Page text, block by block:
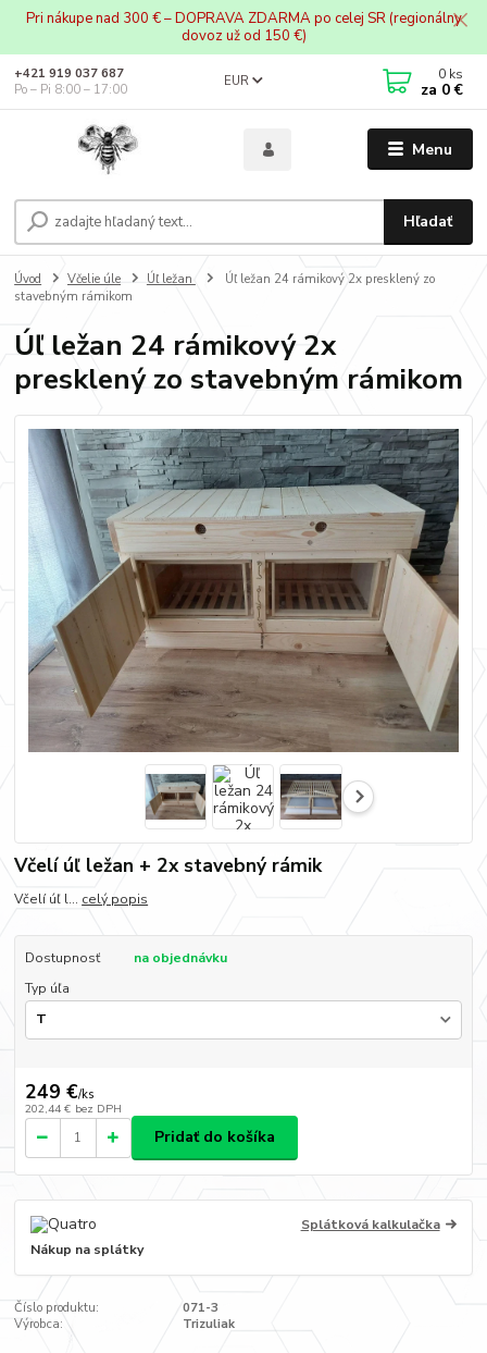
Pri nákupe nad 300 € – DOPRAVA ZDARMA po celej SR (regionálny
dovoz už od 150 €)
Menu
EUR
Hľadať
+421 919 037 687
Po – Pi 8:00 – 17:00
0 ks
za 0 €
Úvod Včelie úle Úľ ležan
Úľ ležan 24 rámikový 2x presklený zo
stavebným rámikom
Úľ ležan 24 rámikový 2x
presklený zo stavebným rámikom
Včelí úľ ležan + 2x stavebný rámik
Včelí úľ l... celý popis
Dostupnosť
na objednávku
Typ úľa
249 €/ks
202,44 € bez DPH
Pridať do košíka
Splátková kalkulačka
Nákup na splátky
Číslo produktu:
071-3
Výrobca:
Trizuliak